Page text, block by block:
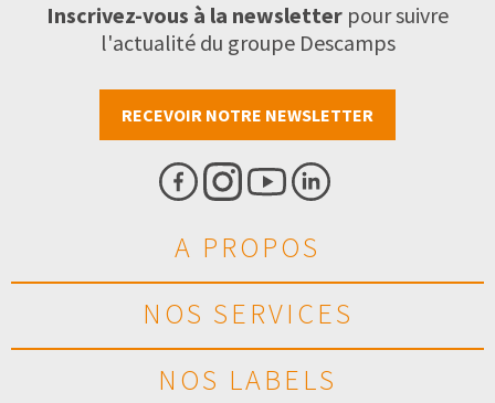
Inscrivez-vous à la newsletter pour suivre
l'actualité du groupe Descamps
RECEVOIR NOTRE NEWSLETTER
A PROPOS
NOS SERVICES
NOS LABELS